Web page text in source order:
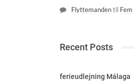
Flyttemandentil
Recent Posts
ferieudlejning Málaga